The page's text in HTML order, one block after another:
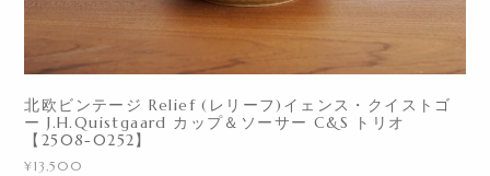
北欧ビンテージ Relief (レリーフ)イェンス・クイストゴ
ー J.H.Quistgaard カップ＆ソーサー C&S トリオ
【2508-0252】
¥13,500